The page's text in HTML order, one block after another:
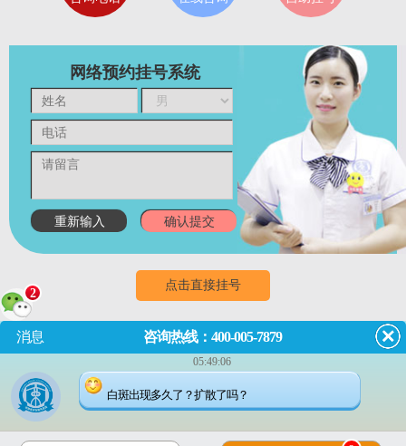
网络预约挂号系统
点击直接挂号
门诊 （节假日无休息） 8:00~18:00
成都市武侯区红牌楼佳灵路6
号
2
消息 咨询热线：400-005-7879
05:49:06
白斑出现多久了？扩散了吗？